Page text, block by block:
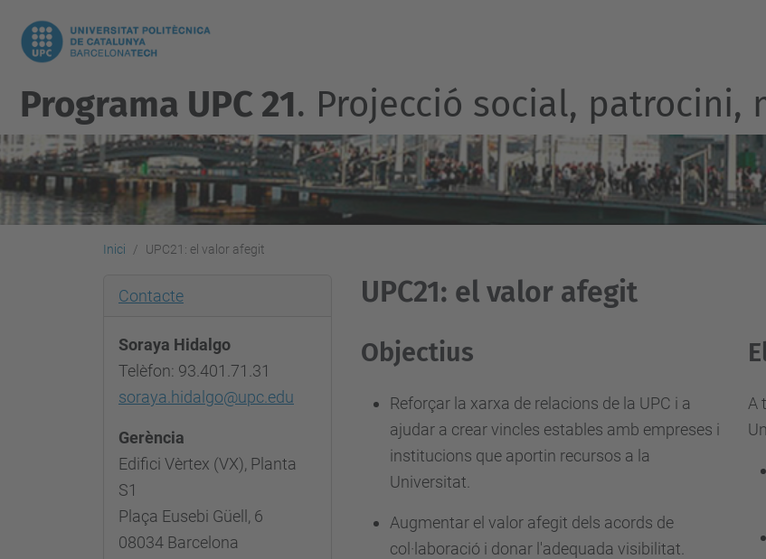
Programa UPC 21. Projecció social, patrocini,
Inici UPC21: el valor afegit
UPC21: el valor afegit
Objectius
Reforçar la xarxa de relacions de la UPC i a
ajudar a crear vincles estables amb empreses i
institucions que aportin recursos a la
Universitat.
Augmentar el valor afegit dels acords de
col·laboració i donar l'adequada visibilitat.
A
Contacte
Soraya Hidalgo
Telèfon: 93.401.71.31
soraya.hidalgo@upc.edu
Gerència
Edifici Vèrtex (VX), Planta
S1
Plaça Eusebi Güell, 6
08034 Barcelona